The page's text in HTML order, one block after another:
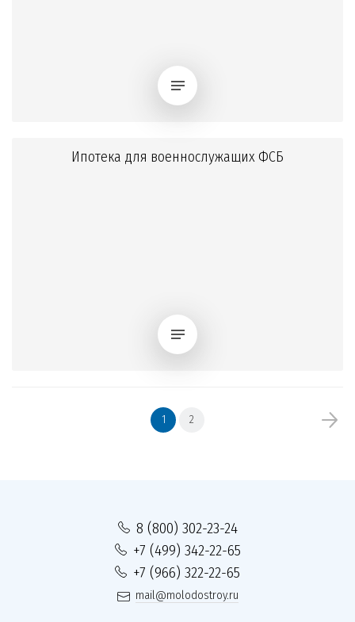
Ипотека для военнослужащих ФСБ
1 2
8 (800) 302-23-24
+7 (499) 342-22-65
+7 (966) 322-22-65
mail@molodostroy.ru